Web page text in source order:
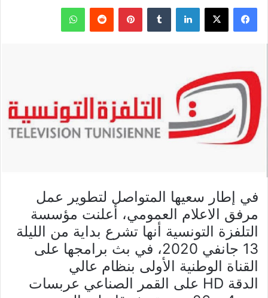
فيسبوك X لينكدإن بينتيريست واتساب
في إطار سعيها المتواصل لتطوير عمل
مرفق الاعلام العمومي، أعلنت مؤسسة
التلفزة التونسية أنها تشرع بداية من الليلة
13 جانفي 2020، في بث برامجها على
القناة الوطنية الأولى بنظام عالي
الدقة HD على القمر الصناعي عربسات